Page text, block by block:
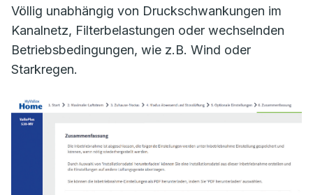
Völlig unabhängig von Druckschwankungen im
Kanalnetz, Filterbelastungen oder wechselnden
Betriebsbedingungen, wie z.B. Wind oder
Starkregen.